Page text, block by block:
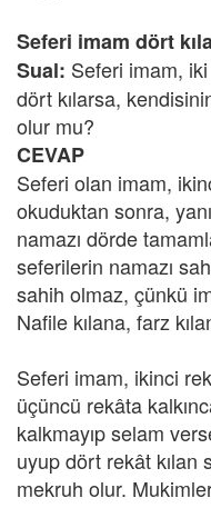
Seferi imam dört
Sual: Seferi imam, iki
dört kılarsa,
olur mu?
CEVAP
Seferi olan imam,
okuduktan sonra,
namazı dörde
seferilerin namazı
sahih olmaz, çünkü
Nafile kılana, farz
Seferi imam, ikinci
üçüncü rekâta
kalkmayıp selam
uyup dört rekât kılan
mekruh olur.